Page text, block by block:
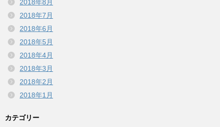
2018年8月
2018年7月
2018年6月
2018年5月
2018年4月
2018年3月
2018年2月
2018年1月
カテゴリー